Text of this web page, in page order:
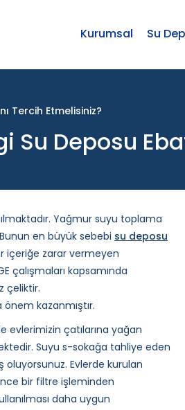
Kurumsal Su
Tercih Etmelisiniz?
Su Deposu
Yağmur suyu toplama
en büyük sebebi su deposu
içeriğe zarar vermeyen
çalışmaları kapsamında
çeliktir.
kazanmıştır.
evlerimizin çatılarına yağan
Suyu s-sokağa tahliye eden
oluyorsunuz. Evlerde kurulan
bir filtre işleminden
daha uygun